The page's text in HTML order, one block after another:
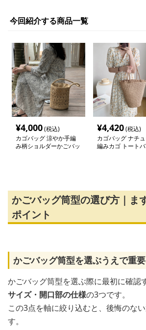
今回紹介する商品一覧
¥4,000(税込)
カゴバッグ 涼やか手編
み柄ショルダーかごバッ
¥4,420(税込)
カゴバッグ ナチ
編みカゴ トート
かごバッグ筒型の選び方｜ま
ポイント
かごバッグ筒型を選ぶうえで重
かごバッグ筒型を選ぶ際に最初に確認
サイズ・開口部の仕様の3つです。
この3点を軸に絞り込むと、後悔のな
す。